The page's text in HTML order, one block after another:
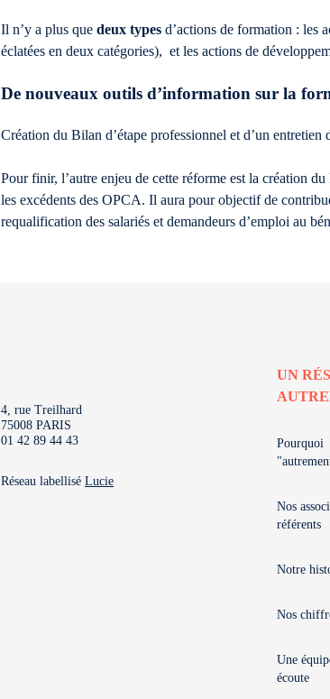
Il n’y a plus que deux types d’actions de formation : les
éclatées en deux catégories), et les actions de
De nouveaux outils d’information sur la
Création du Bilan d’étape professionnel et d’un entretien
Pour finir, l’autre enjeu de cette réforme est la création
les excédents des OPCA. Il aura pour objectif de
requalification des salariés et demandeurs d’emploi au
4, rue Treilhard
75008 PARIS
01 42 89 44 43
Réseau labellisé Lucie
UN
Pourquoi
Nos
référents
Notre
Nos
Une
écoute